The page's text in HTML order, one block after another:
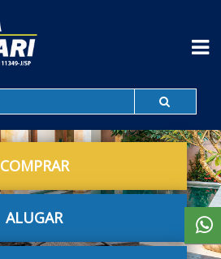
COMPRAR
ALUGAR